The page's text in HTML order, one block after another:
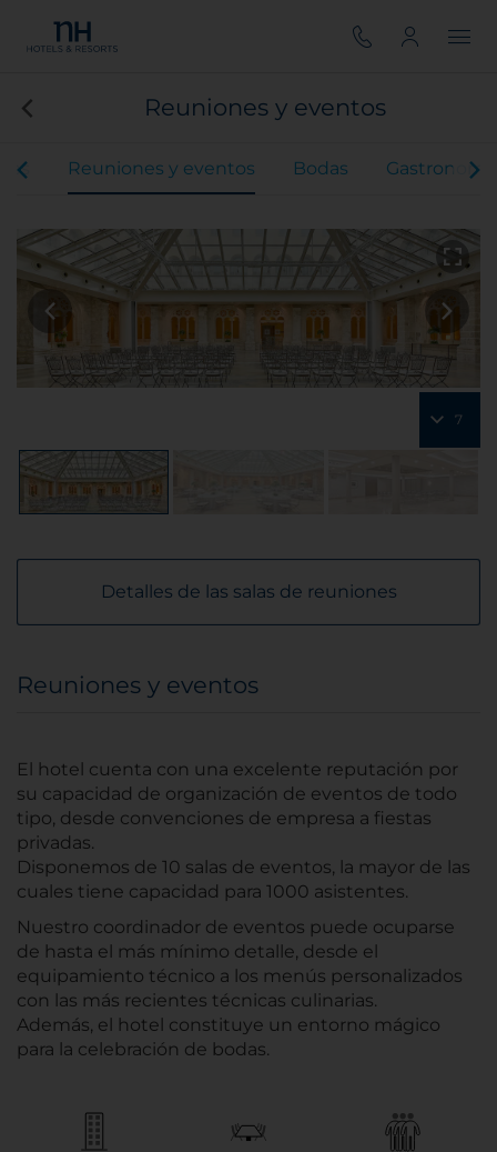
Reuniones y eventos
Reuniones y eventos Bodas
7
Detalles de las salas de reuniones
Reuniones y eventos
El hotel cuenta con una excelente reputación por
su capacidad de organización de eventos de todo
tipo, desde convenciones de empresa a fiestas
privadas.
Disponemos de 10 salas de eventos, la mayor de las
cuales tiene capacidad para 1000 asistentes.
Nuestro coordinador de eventos puede ocuparse
de hasta el más mínimo detalle, desde el
equipamiento técnico a los menús personalizados
con las más recientes técnicas culinarias.
Además, el hotel constituye un entorno mágico
para la celebración de bodas.